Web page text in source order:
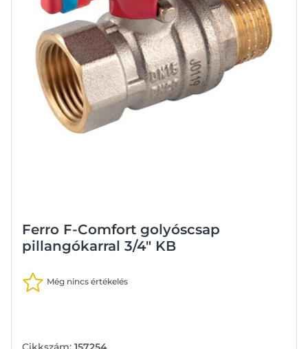
Ferro F-Comfort golyóscsap
pillangókarral 3/4" KB
Még nincs értékelés